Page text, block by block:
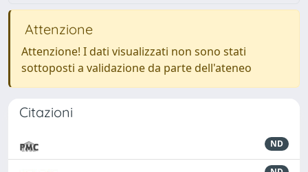
Attenzione
Attenzione! I dati visualizzati non sono stati
sottoposti a validazione da parte dell'ateneo
Citazioni
ND